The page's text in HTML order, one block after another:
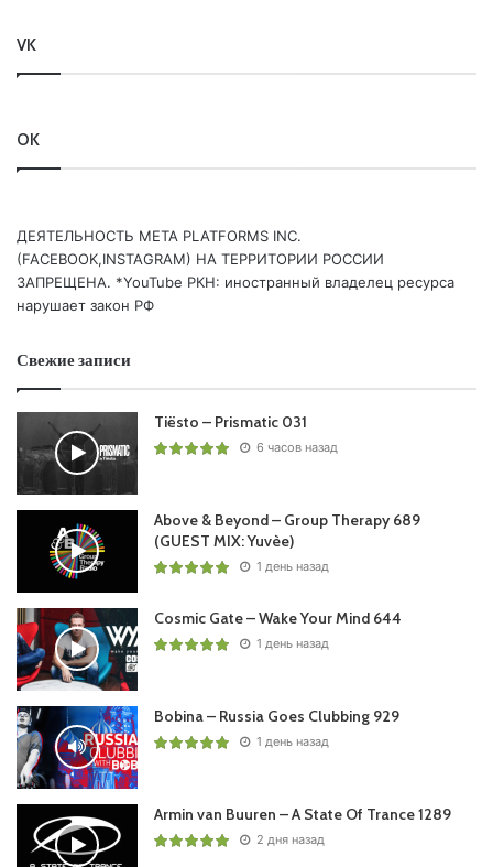
VK
OK
ДЕЯТЕЛЬНОСТЬ МЕТА PLATFORMS INC.
(FACEBOOK,INSTAGRAM) НА ТЕРРИТОРИИ РОССИИ
ЗАПРЕЩЕНА. *YouTube РКН: иностранный владелец ресурса
нарушает закон РФ
Свежие записи
Tiësto – Prismatic 031
6 часов назад
Above & Beyond – Group Therapy 689
(GUEST MIX: Yuvèe)
1 день назад
Cosmic Gate – Wake Your Mind 644
1 день назад
Bobina – Russia Goes Clubbing 929
1 день назад
Armin van Buuren – A State Of Trance 1289
2 дня назад